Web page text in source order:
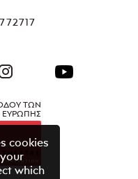
ΤΩΝ
ΕΥΡΩΠΗΣ
cookies
which